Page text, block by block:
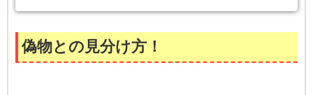
偽物との見分け方！